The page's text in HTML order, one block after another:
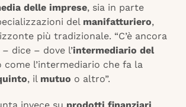
delle imprese, sia in parte
del manifatturiero,
più tradizionale. “C’è ancora
dice – dove l’intermediario del
come l’intermediario che fa la
, il mutuo o altro”.